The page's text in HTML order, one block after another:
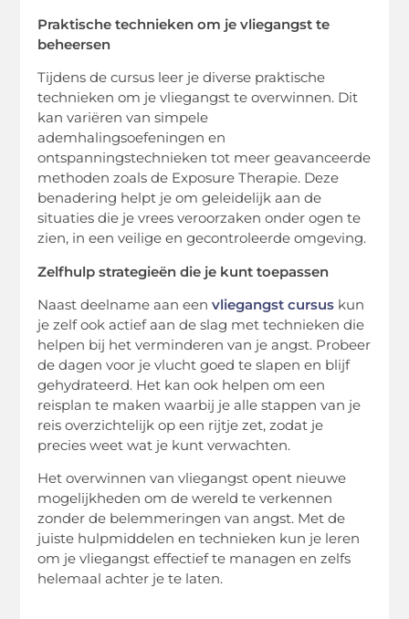
Praktische technieken om je vliegangst te
beheersen
Tijdens de cursus leer je diverse praktische
technieken om je vliegangst te overwinnen. Dit
kan variëren van simpele
ademhalingsoefeningen en
ontspanningstechnieken tot meer geavanceerde
methoden zoals de Exposure Therapie. Deze
benadering helpt je om geleidelijk aan de
situaties die je vrees veroorzaken onder ogen te
zien, in een veilige en gecontroleerde omgeving.
Zelfhulp strategieën die je kunt toepassen
Naast deelname aan eenvliegangst cursus kun
je zelf ook actief aan de slag met technieken die
helpen bij het verminderen van je angst. Probeer
de dagen voor je vlucht goed te slapen en blijf
gehydrateerd. Het kan ook helpen om een
reisplan te maken waarbij je alle stappen van je
reis overzichtelijk op een rijtje zet, zodat je
precies weet wat je kunt verwachten.
Het overwinnen van vliegangst opent nieuwe
mogelijkheden om de wereld te verkennen
zonder de belemmeringen van angst. Met de
juiste hulpmiddelen en technieken kun je leren
om je vliegangst effectief te managen en zelfs
helemaal achter je te laten.